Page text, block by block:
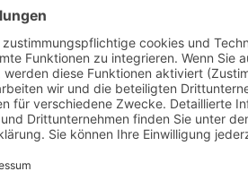
und ökologisch vertretbares
Augen aufhält, kann auch mit kleinen